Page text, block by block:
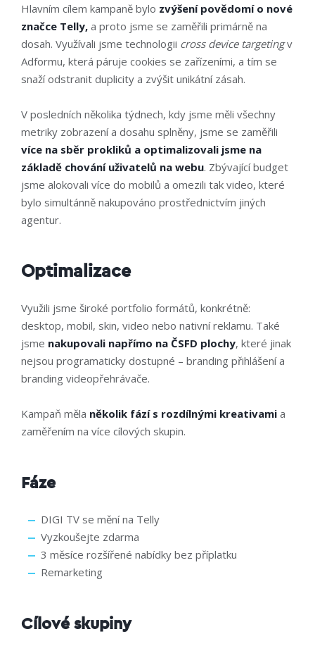
Hlavním cílem kampaně bylo zvýšení povědomí o nové
značce Telly, a proto jsme se zaměřili primárně na
dosah. Využívali jsme technologii cross device targetingv
Adformu, která páruje cookies se zařízeními, a tím se
snaží odstranit duplicity a zvýšit unikátní zásah.
V posledních několika týdnech, kdy jsme měli všechny
metriky zobrazení a dosahu splněny, jsme se zaměřili
více na sběr prokliků a optimalizovali jsme na
základě chování uživatelů na webu. Zbývající budget
jsme alokovali více do mobilů a omezili tak video, které
bylo simultánně nakupováno prostřednictvím jiných
agentur.
Optimalizace
Využili jsme široké portfolio formátů, konkrétně:
desktop, mobil, skin, video nebo nativní reklamu. Také
jsme nakupovali napřímo na ČSFD plochy, které jinak
nejsou programaticky dostupné –⁠ branding přihlášení a
branding videopřehrávače.
Kampaň měla několik fází s rozdílnými kreativami a
zaměřením na více cílových skupin.
Fáze
DIGI TV se mění na Telly
Vyzkoušejte zdarma
3 měsíce rozšířené nabídky bez příplatku
Remarketing
Cílové skupiny